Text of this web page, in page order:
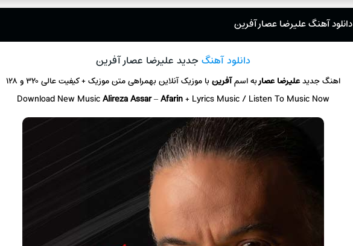
دانلود آهنگ علیرضا عصار آفرین
دانلود آهنگجدید علیرضا عصار آفرین
اهنگ جدیدعلیرضا عصاربه اسمآفرینبا موزیک آنلاینبهمراهی متن موزیک + کیفیت عالی ۳۲۰ و ۱۲۸
Download New MusicAlireza Assar–Afarin+ Lyrics Music / Listen To Music Now